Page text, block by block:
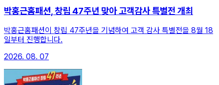
박홍근홈패션, 창립 47주년 맞아 고객감사 특별전 개최
박홍근홈패션이 창립 47주년을 기념하여 고객 감사 특별전을 8월 18
일부터 진행합니다.
2026. 08. 07